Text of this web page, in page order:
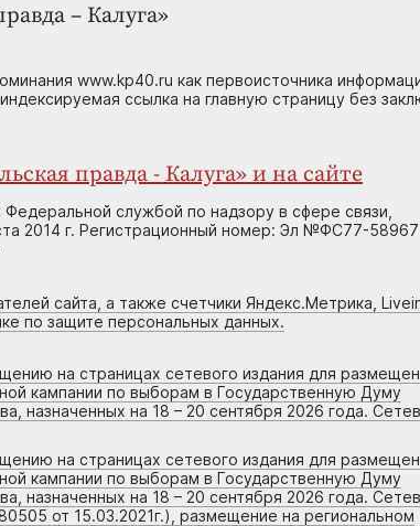
– Калуга»
www.kp40.ru как первоисточника
ссылка на главную страницу без
правда - Калуга» и на сайте
службой по надзору в сфере связи,
2014 г. Регистрационный номер: Эл №ФС77-58967
сайта, а также счетчики Яндекс.Метрика,
по защите персональных данных.
на страницах сетевого издания для
кампании по выборам в Государственную Думу
назначенных на 18 – 20 сентября 2026 года.
на страницах сетевого издания для
кампании по выборам в Государственную Думу
назначенных на 18 – 20 сентября 2026 года.
от 15.03.2021г.), размещение на региональном